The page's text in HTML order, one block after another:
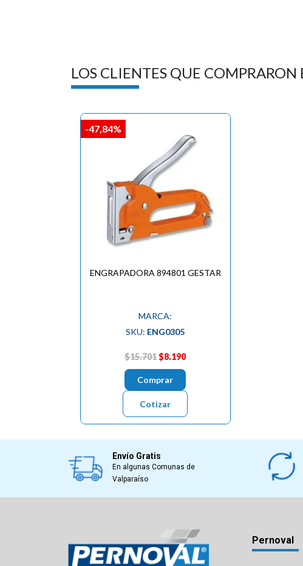
LOS CLIENTES QUE
ENGRAPADORA 894801 GESTAR
MARCA:
SKU: ENG0305
$15.701$8.190
Comprar
Cotizar
-47,84%
Envío Gratis
En algunas Comunas de
Valparaíso
Pernoval